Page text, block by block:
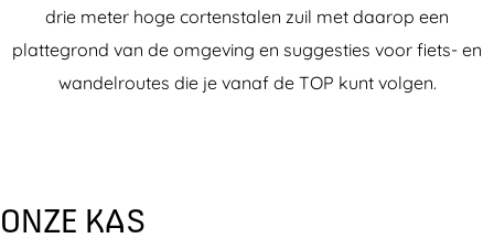
drie meter hoge cortenstalen zuil met daarop een
plattegrond van de omgeving en suggesties voor fiets- en
wandelroutes die je vanaf de TOP kunt volgen.
ONZE KAS